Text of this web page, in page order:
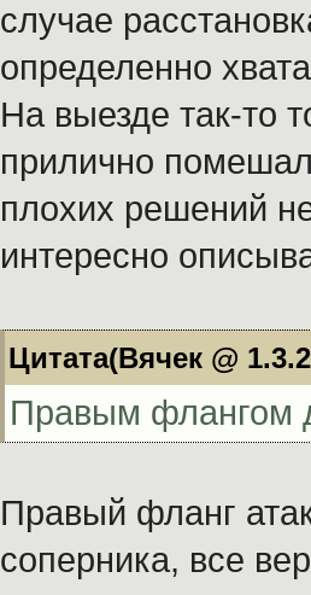
случае
определенно
На выезде так-то
прилично
плохих решений
интересно
Цитата(Вячек @
Правым флангом
Правый фланг
соперника, все